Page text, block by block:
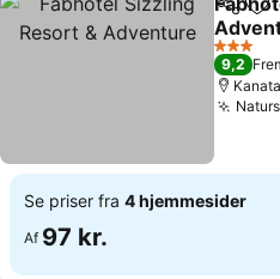
Del
3 Stjerner
9,2
Se priser fra 4 hjemmesider
Af 97 kr.